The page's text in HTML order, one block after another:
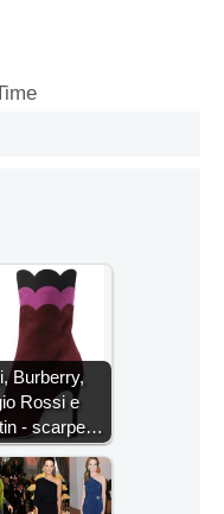
Burberry,
Rossi e
- scarpe…